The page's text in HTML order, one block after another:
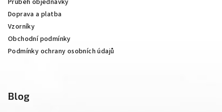
Průběh objednávky
Doprava a platba
Vzorníky
Obchodní podmínky
Podmínky ochrany osobních údajů
Blog